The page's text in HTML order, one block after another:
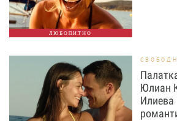
ЛЮБОПИТНО
Юлиан
Илиева